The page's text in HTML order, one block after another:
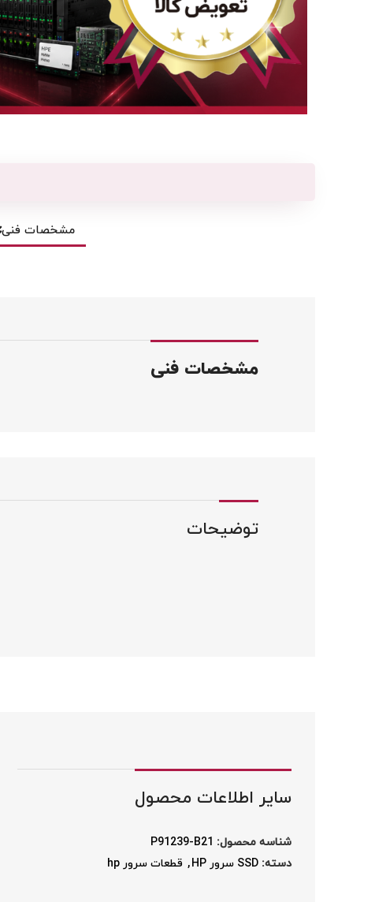
مشخصات فنی
مشخصات فنی
توضیحات
سایر اطلاعات محصول
شناسه محصول: P91239-B21
دسته: SSD سرور HP , قطعات سرور hp